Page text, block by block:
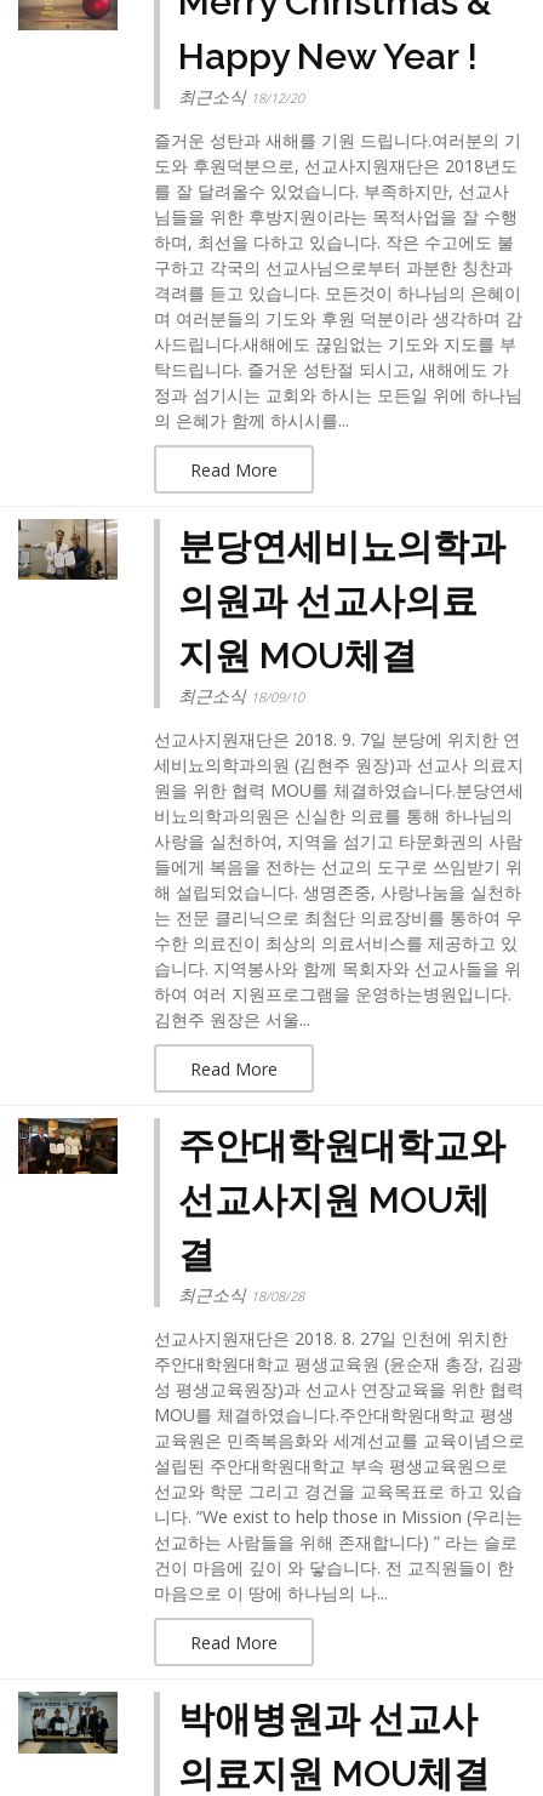
Happy New Year !
최근소식 18/12/20
즐거운 성탄과 새해를 기원 드립니다.여러분의 기
도와 후원덕분으로, 선교사지원재단은 2018년도
를 잘 달려올수 있었습니다. 부족하지만, 선교사
님들을 위한 후방지원이라는 목적사업을 잘 수행
하며, 최선을 다하고 있습니다. 작은 수고에도 불
구하고 각국의 선교사님으로부터 과분한 칭찬과
격려를 듣고 있습니다. 모든것이 하나님의 은혜이
며 여러분들의 기도와 후원 덕분이라 생각하며 감
사드립니다.새해에도 끊임없는 기도와 지도를 부
탁드립니다. 즐거운 성탄절 되시고, 새해에도 가
정과 섬기시는 교회와 하시는 모든일 위에 하나님
의 은혜가 함께 하시시를...
Read More
분당연세비뇨의학과
의원과 선교사의료
지원 MOU체결
최근소식 18/09/10
선교사지원재단은 2018. 9. 7일 분당에 위치한 연
세비뇨의학과의원 (김현주 원장)과 선교사 의료지
원을 위한 협력 MOU를 체결하였습니다.분당연세
비뇨의학과의원은 신실한 의료를 통해 하나님의
사랑을 실천하여, 지역을 섬기고 타문화권의 사람
들에게 복음을 전하는 선교의 도구로 쓰임받기 위
해 설립되었습니다. 생명존중, 사랑나눔을 실천하
는 전문 클리닉으로 최첨단 의료장비를 통하여 우
수한 의료진이 최상의 의료서비스를 제공하고 있
습니다. 지역봉사와 함께 목회자와 선교사들을 위
하여 여러 지원프로그램을 운영하는병원입니다.
김현주 원장은 서울...
Read More
주안대학원대학교와
선교사지원 MOU체
결
최근소식 18/08/28
선교사지원재단은 2018. 8. 27일 인천에 위치한
주안대학원대학교 평생교육원 (윤순재 총장, 김광
성 평생교육원장)과 선교사 연장교육을 위한 협력
MOU를 체결하였습니다.주안대학원대학교 평생
교육원은 민족복음화와 세계선교를 교육이념으로
설립된 주안대학원대학교 부속 평생교육원으로
선교와 학문 그리고 경건을 교육목표로 하고 있습
니다. “We exist to help those in Mission (우리는
선교하는 사람들을 위해 존재합니다) ” 라는 슬로
건이 마음에 깊이 와 닿습니다. 전 교직원들이 한
마음으로 이 땅에 하나님의 나...
Read More
박애병원과 선교사
의료지원 MOU체결